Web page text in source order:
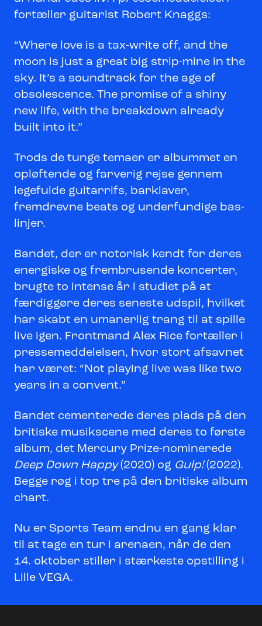
fortæller guitarist Robert Knaggs:
“Where love is a tax-write off, and the
moon is just a great big strip-mine in the
sky. It’s a soundtrack for the age of
obsolescence. The promise of a shiny
new life, with the breakdown already
built into it.”
Trods de tunge temaer er albummet en
opløftende og farverig rejse gennem
legefulde guitarrifs, barklaver,
fremdrevne beats og underfundige bas-
linjer.
Bandet, der er notorisk kendt for deres
energiske og frembrusende koncerter,
brugte to intense år i studiet på at
færdiggøre deres seneste udspil, hvilket
har skabt en umanerlig trang til at spille
live igen. Frontmand Alex Rice fortæller i
pressemeddelelsen, hvor stort afsavnet
har været: “Not playing live was like two
years in a convent.”
Bandet cementerede deres plads på den
britiske musikscene med deres to første
album, det Mercury Prize-nominerede
Deep Down Happy(2020) og Gulp!(2022).
Begge røg i top tre på den britiske album
chart.
Nu er Sports Team endnu en gang klar
til at tage en tur i arenaen, når de den
14. oktober stiller i stærkeste opstilling i
Lille VEGA.